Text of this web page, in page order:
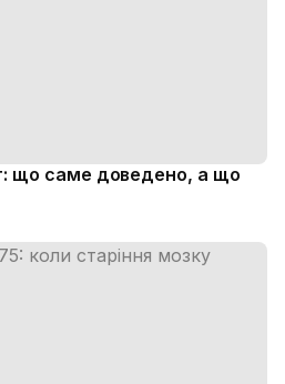
що саме доведено, а що